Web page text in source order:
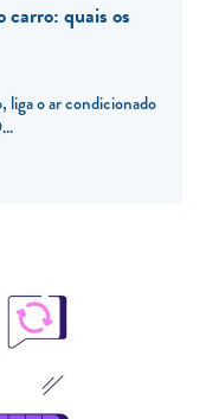
carro: quais os
liga o ar condicionado